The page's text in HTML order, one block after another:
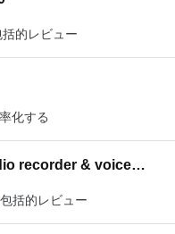
的レビュー
化する
recorder & voice
括的レビュー